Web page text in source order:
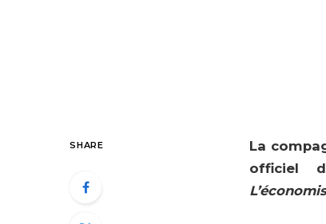
SHARE
La
officiel